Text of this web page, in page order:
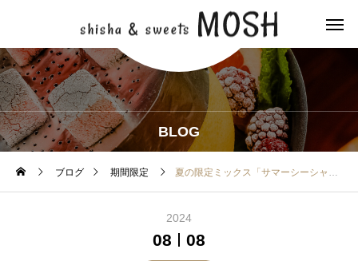
BLOG
ブログ 期間限定 夏の限定ミックス「サマーシーシャ」4種が販売中！
2024
08 08